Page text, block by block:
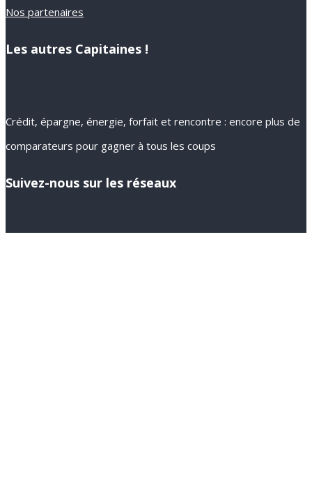
Nos partenaires
Les autres Capitaines !
Crédit, épargne, énergie, forfait et rencontre : encore plus de
comparateurs pour gagner à tous les coups
Suivez-nous sur les réseaux